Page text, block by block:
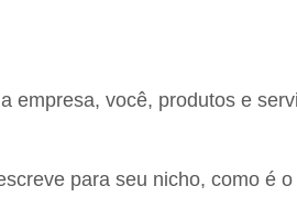
empresa, você, produtos e
para seu nicho, como é